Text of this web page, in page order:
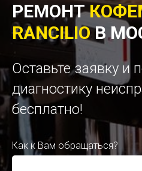
РЕМОНТ
RANCILIOВ
Оставьте заявку и
диагностику
бесплатно!
Как к Вам обращаться?